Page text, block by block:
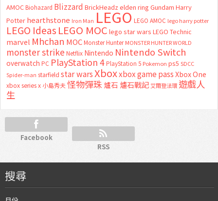
AMOC Biohazard Blizzard BrickHeadz elden ring Gundam Harry
Potter hearthstone Iron Man LEGO LEGO AMOC lego harry potter
LEGO Ideas LEGO MOC lego star wars LEGO Technic
marvel Mhchan MOC Monster Hunter MONSTER HUNTER WORLD
monster strike Netflix Nintendo Nintendo Switch
overwatch PC PlayStation 4 PlayStation 5 Pokemon ps5 SDCC
Spider-man starfield star wars Xboxxbox game passXbox One
xbox series x 小島秀夫怪物彈珠 爐石 爐石戰記艾爾登法環 遊戲人
生
Facebook
RSS
搜尋